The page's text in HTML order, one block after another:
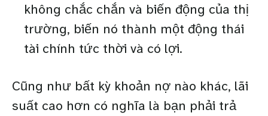
không chắc chắn và biến động của thị
trường, biến nó thành một động thái
tài chính tức thời và có lợi.
Cũng như bất kỳ khoản nợ nào khác, lãi
suất cao hơn có nghĩa là bạn phải trả